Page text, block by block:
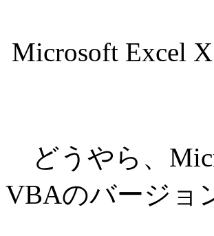
Microsoft Excel
どうやら、
VBAのバージョ